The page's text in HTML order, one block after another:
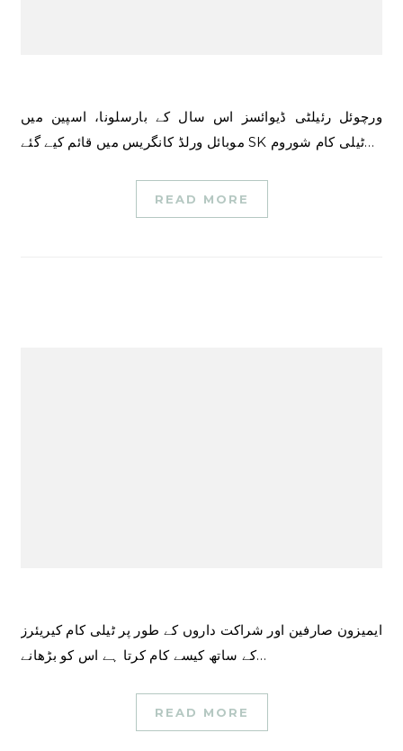
ورچوئل رئیلٹی ڈیوائسز اس سال کے بارسلونا، اسپین میں
موبائل ورلڈ کانگریس میں قائم کیے گئے SK ٹیلی کام شوروم…
READ MORE
ایمیزون صارفین اور شراکت داروں کے طور پر ٹیلی کام کیریئرز
کے ساتھ کیسے کام کرتا ہے اس کو بڑھانے…
READ MORE